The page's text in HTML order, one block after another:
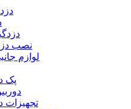
نصب
لوازم
پک
تجهیزات